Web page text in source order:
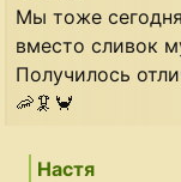
Мы тоже
вместо сливок
Получилось
🦐🦑🦀
Настя